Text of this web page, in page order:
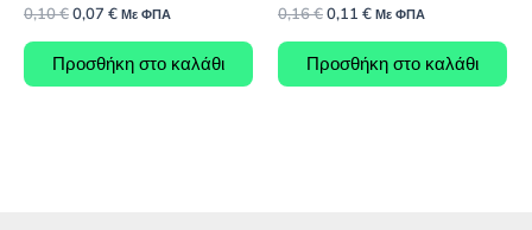
0,10€Original
was:
0,10 €.
0,07 €Η
είναι:
0,07 €.
Με ΦΠΑ
Προσθήκη στο καλάθι
0,16€Original
was:
0,16 €.
0,11 €Η
είναι:
0,11 €.
Με ΦΠΑ
Προσθήκη στο καλάθι